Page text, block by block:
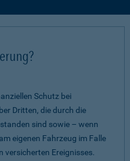
Schutz bei
Dritten, die durch die
sind sowie – wenn
eigenen Fahrzeug im Falle
versicherten Ereignisses.